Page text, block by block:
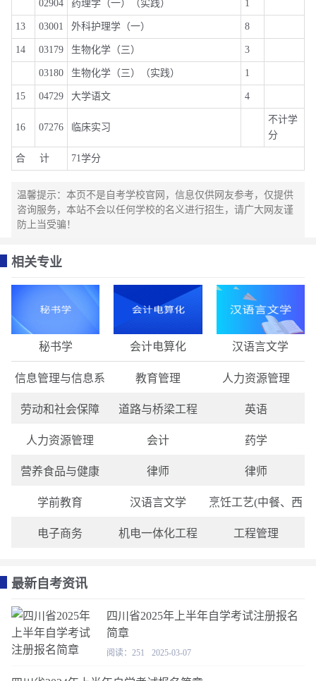
02904 药理学（一）（实践） 1
13 03001 外科护理学（一） 8
14 03179 生物化学（三） 3
03180 生物化学（三）（实践） 1
15 04729 大学语文 4
16 07276 临床实习
不计学
分
合 计 71学分
温馨提示：本页不是自考学校官网，信息仅供网友参考，仅提供
咨询服务，本站不会以任何学校的名义进行招生，请广大网友谨
防上当受骗！
相关专业
秘书学 会计电算化 汉语言文学
信息管理与信息系 教育管理 人力资源管理
劳动和社会保障 道路与桥梁工程 英语
人力资源管理 会计 药学
营养食品与健康 律师 律师
学前教育 汉语言文学 烹饪工艺(中餐、西
电子商务 机电一体化工程 工程管理
最新自考资讯
四川省2025年上半年自学考试注册报名
简章
阅读：251 2025-03-07